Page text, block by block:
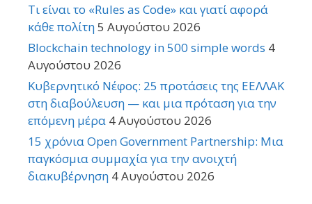
Τι είναι το «Rules as Code» και γιατί αφορά
κάθε πολίτη5 Αυγούστου 2026
Blockchain technology in 500 simple words 4
Αυγούστου 2026
Κυβερνητικό Νέφος: 25 προτάσεις της ΕΕΛΛΑΚ
στη διαβούλευση — και μια πρόταση για την
επόμενη μέρα 4 Αυγούστου 2026
15 χρόνια Open Government Partnership: Μια
παγκόσμια συμμαχία για την ανοιχτή
διακυβέρνηση 4 Αυγούστου 2026